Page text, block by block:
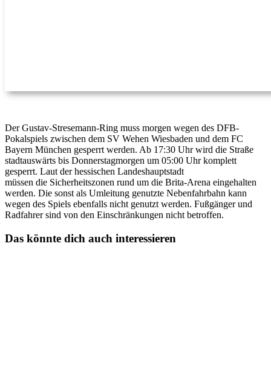
Der Gustav-Stresemann-Ring muss morgen wegen des DFB-
Pokalspiels zwischen dem SV Wehen Wiesbaden und dem FC
Bayern München gesperrt werden. Ab 17:30 Uhr wird die Straße
stadtauswärts bis Donnerstagmorgen um 05:00 Uhr komplett
gesperrt. Laut der hessischen Landeshauptstadt
müssen die Sicherheitszonen rund um die Brita-Arena eingehalten
werden. Die sonst als Umleitung genutzte Nebenfahrbahn kann
wegen des Spiels ebenfalls nicht genutzt werden. Fußgänger und
Radfahrer sind von den Einschränkungen nicht betroffen.
Das könnte dich auch interessieren